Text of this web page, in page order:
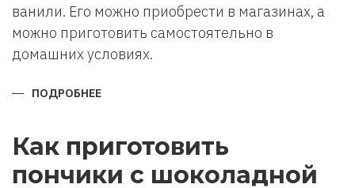
ванили. Его можно приобрести в магазинах, а
можно приготовить самостоятельно в
домашних условиях.
ПОДРОБНЕЕ
В
ДОМАШНИХ
УСЛОВИЯХ
Как приготовить
пончики с шоколадной